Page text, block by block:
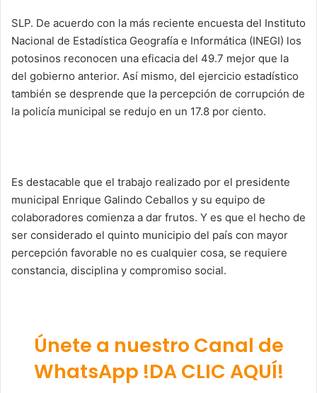
SLP. De acuerdo con la más reciente encuesta del Instituto
Nacional de Estadística Geografía e Informática (INEGI) los
potosinos reconocen una eficacia del 49.7 mejor que la
del gobierno anterior. Así mismo, del ejercicio estadístico
también se desprende que la percepción de corrupción de
la policía municipal se redujo en un 17.8 por ciento.
Es destacable que el trabajo realizado por el presidente
municipal Enrique Galindo Ceballos y su equipo de
colaboradores comienza a dar frutos. Y es que el hecho de
ser considerado el quinto municipio del país con mayor
percepción favorable no es cualquier cosa, se requiere
constancia, disciplina y compromiso social.
Únete a nuestro Canal de
WhatsApp !DA CLIC AQUÍ!